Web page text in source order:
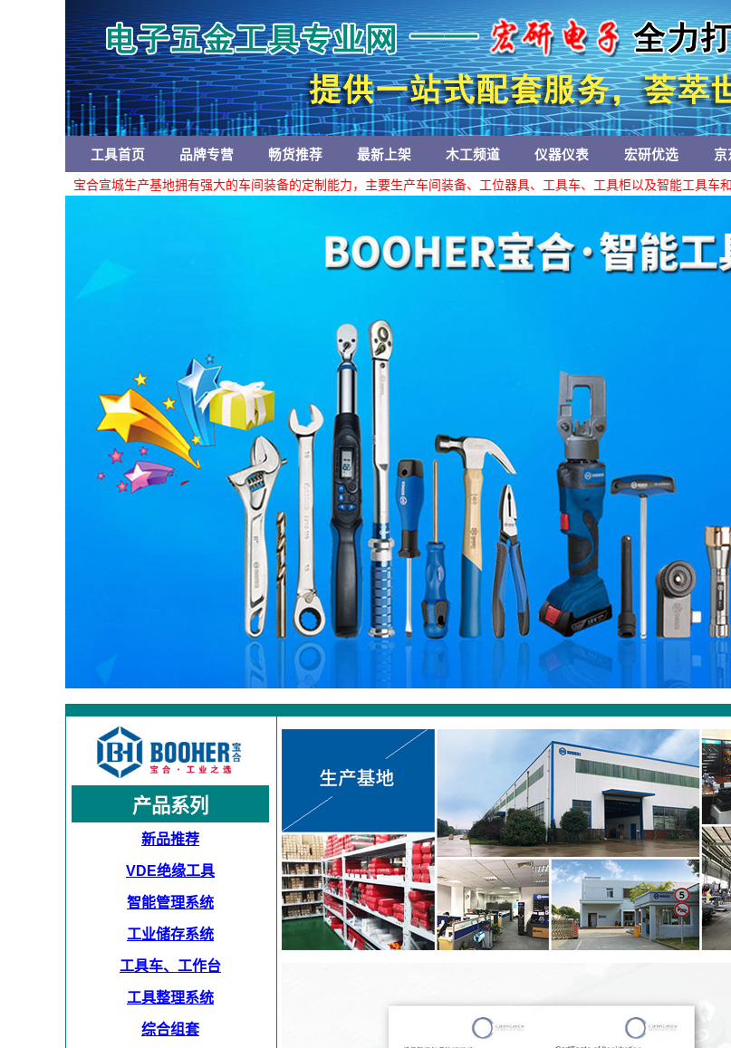
工具首页 品牌专营 畅货推荐 最新上架 木工频道 仪器仪表 宏研优选 京
产品。宝合宣城生产基地拥有强大的车间装备的定制能力，主要生产车间装备、工位器具、工具车、工具柜以及智能工具车和
产品系列
新品推荐
VDE绝缘工具
智能管理系统
工业储存系统
工具车、工作台
工具整理系统
综合组套